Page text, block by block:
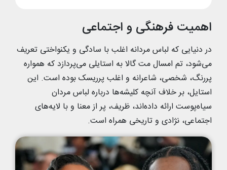
اهمیت فرهنگی و اجتماعی
در دنیایی که لباس مردانه اغلب با سادگی و یکنواختی تعریف
می‌شود، تم امسال مت گالا به استایلی می‌پردازد که همواره
پررنگ، شخصی، شاعرانه و اغلب پرریسک بوده است. این
استایل، بر خلاف آنچه کلیشه‌ها درباره لباس مردان
سیاه‌پوست ارائه داده‌اند، ظریف، پر از معنا و با لایه‌های
اجتماعی، نژادی و تاریخی همراه است.